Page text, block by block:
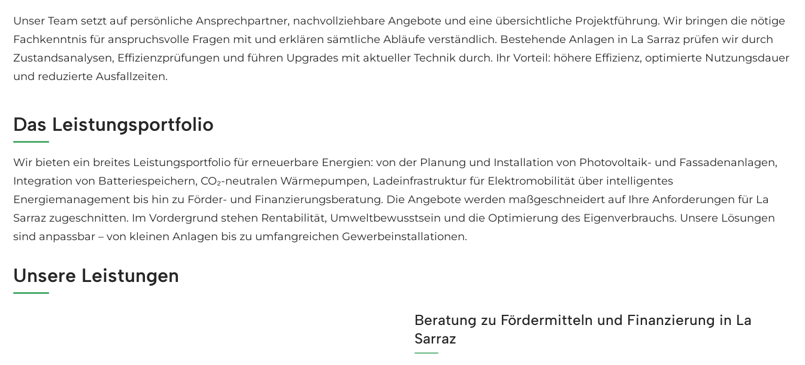
Unser Team setzt auf persönliche Ansprechpartner, nachvollziehbare Angebote und eine übersichtliche Projektführung. Wir bringen die nötige
Fachkenntnis für anspruchsvolle Fragen mit und erklären sämtliche Abläufe verständlich. Bestehende Anlagen in La Sarraz prüfen wir durch
Zustandsanalysen, Effizienzprüfungen und führen Upgrades mit aktueller Technik durch. Ihr Vorteil: höhere Effizienz, optimierte Nutzungsdauer
und reduzierte Ausfallzeiten.
Das Leistungsportfolio
Wir bieten ein breites Leistungsportfolio für erneuerbare Energien: von der Planung und Installation von Photovoltaik- und Fassadenanlagen,
Integration von Batteriespeichern, CO₂-neutralen Wärmepumpen, Ladeinfrastruktur für Elektromobilität über intelligentes
Energiemanagement bis hin zu Förder- und Finanzierungsberatung. Die Angebote werden maßgeschneidert auf Ihre Anforderungen für La
Sarraz zugeschnitten. Im Vordergrund stehen Rentabilität, Umweltbewusstsein und die Optimierung des Eigenverbrauchs. Unsere Lösungen
sind anpassbar – von kleinen Anlagen bis zu umfangreichen Gewerbeinstallationen.
Unsere Leistungen
Beratung zu Fördermitteln und Finanzierung in La
Sarraz